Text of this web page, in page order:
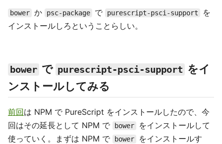
bower か psc-package で purescript-psci-support
を
インストールしろということらしい。
bower で purescript-psci-support をイ
ンストールしてみる
前回は NPM で PureScript をインストールしたので、今
回はその延長として NPM で
bower
をインストールして
使っていく。まずは NPM で
bower
をインストールす